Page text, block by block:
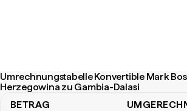
Umrechnungstabelle Konvertible Mark
Herzegowina zu Gambia-Dalasi
BETRAG